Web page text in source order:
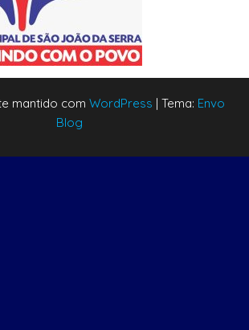
mantido com WordPress | Tema: Envo
Blog